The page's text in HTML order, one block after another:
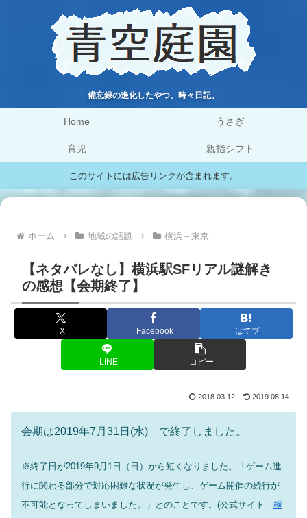
備忘録の進化したやつ、時々日記。
Home うさぎ
育児 親指シフト
このサイトには広告リンクが含まれます。
ホーム 地域の話題 横浜～東京
【ネタバレなし】横浜駅SFリアル謎解き
の感想【会期終了】
X Facebook はてブ
LINE コピー
2018.03.12 2019.08.14
会期は2019年7月31日(水) で終了しました。
※終了日が2019年9月1日（日）から短くなりました。「ゲーム進
行に関わる部分で対応困難な状況が発生し、ゲーム開催の続行が
不可能となってしまいました。」とのことです。(公式サイト 横